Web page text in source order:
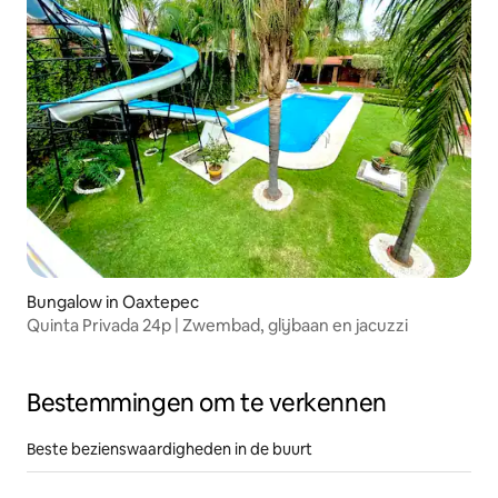
Bungalow in Oaxtepec
Quinta Privada 24p | Zwembad, glijbaan en jacuzzi
Bestemmingen om te verkennen
Beste bezienswaardigheden in de buurt